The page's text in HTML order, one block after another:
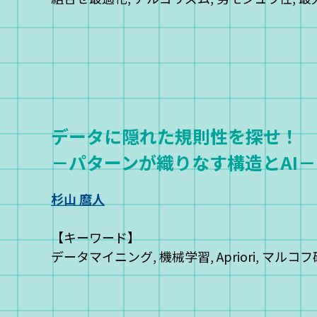
データに隠れた規則性を探せ！
－パターンが織りなす構造とAI－
杉山 麿人
【キーワード】
データマイニング, 機械学習, Apriori, マルコフ